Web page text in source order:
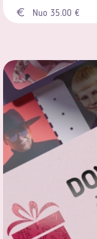
Nuo 35.00 €